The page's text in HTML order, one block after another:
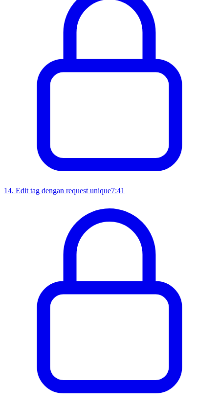
14. Edit tag dengan request unique7:41